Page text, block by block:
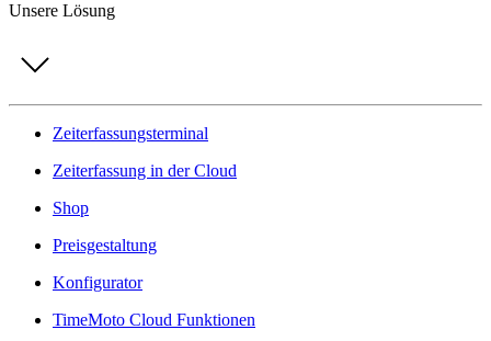
Unsere Lösung
Zeiterfassungsterminal
Zeiterfassung in der Cloud
Shop
Preisgestaltung
Konfigurator
TimeMoto Cloud Funktionen